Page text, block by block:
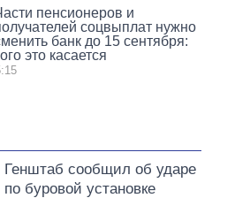
пенсионеров и
соцвыплат нужно
банк до 15 сентября:
это касается
Генштаб сообщил об ударе
по буровой установке